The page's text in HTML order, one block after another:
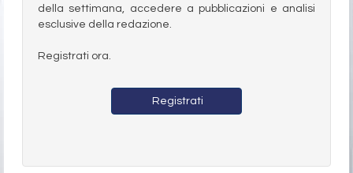
della settimana, accedere a pubblicazioni e analisi
esclusive della redazione.
Registrati ora.
Registrati